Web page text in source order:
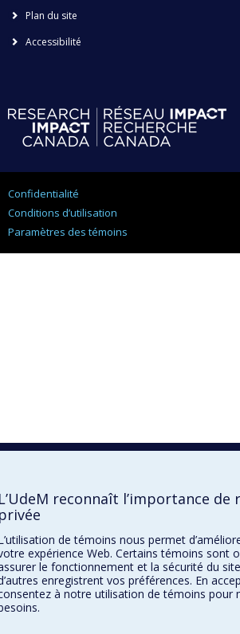
Plan du site
Accessibilité
Confidentialité
Conditions d’utilisation
Paramètres des témoins
reconnaît l’importance de
de témoins nous permet
expérience Web. Certains témoins sont
le fonctionnement et la sécurité du
enregistrent vos préférences. En
à notre utilisation de témoins pour